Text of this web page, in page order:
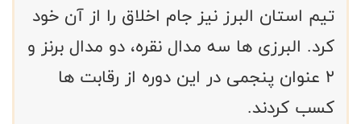
تیم استان البرز نیز جام اخلاق را از آن خود
کرد. البرزی ها سه مدال نقره، دو مدال برنز و
2 عنوان پنجمی در این دوره از رقابت ها
کسب کردند.